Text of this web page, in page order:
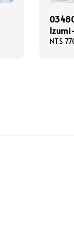
Sale
NT$